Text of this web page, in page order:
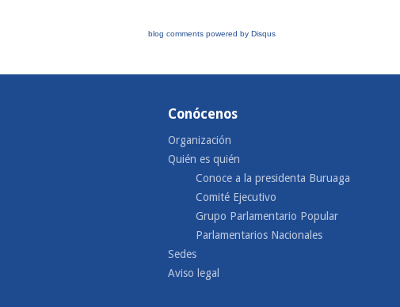
blog comments powered by Disqus
Conócenos
Organización
Quién es quién
Conoce a la presidenta Buruaga
Comité Ejecutivo
Grupo Parlamentario Popular
Parlamentarios Nacionales
Sedes
Aviso legal